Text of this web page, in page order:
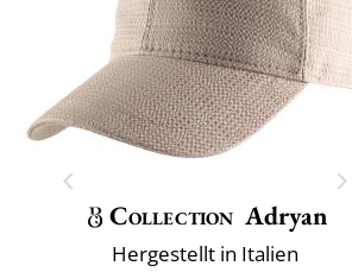
Collection Adryan
Hergestellt in Italien